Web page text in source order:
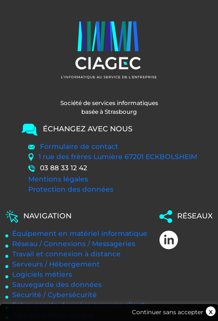
Société de services informatiques
basée à Strasbourg
ÉCHANGEZ AVEC NOUS
Formulaire de contact
1 rue des frères Lumière 67201 ECKBOLSHEIM
03 88 33 12 42
Mentions légales
Protection des données
NAVIGATION
Équipement en matériel informatique
Réseau / Connexions / Messageries
Travail et connexion à distance
Serveurs / Hébergement
Logiciels métiers
Sauvegarde des données
Sécurité / Cybersécurité
Echanges de données avec vos clients
RÉSEAUX
Continuer sans accepter